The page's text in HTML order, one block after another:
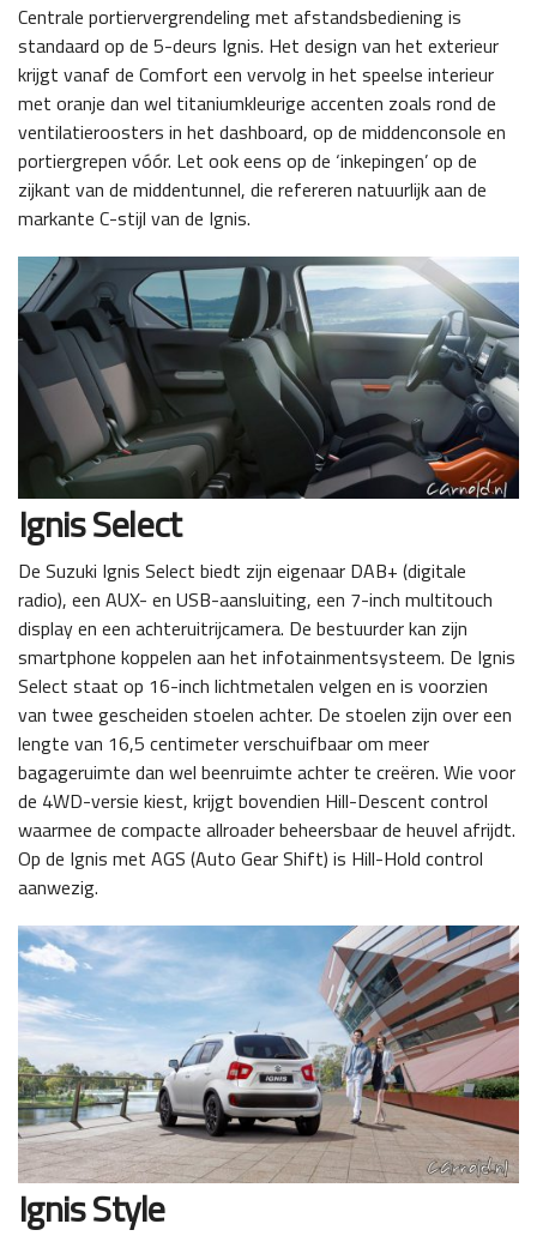
Centrale portiervergrendeling met afstandsbediening is
standaard op de 5-deurs Ignis. Het design van het exterieur
krijgt vanaf de Comfort een vervolg in het speelse interieur
met oranje dan wel titaniumkleurige accenten zoals rond de
ventilatieroosters in het dashboard, op de middenconsole en
portiergrepen vóór. Let ook eens op de ‘inkepingen’ op de
zijkant van de middentunnel, die refereren natuurlijk aan de
markante C-stijl van de Ignis.
Ignis Select
De Suzuki Ignis Select biedt zijn eigenaar DAB+ (digitale
radio), een AUX- en USB-aansluiting, een 7-inch multitouch
display en een achteruitrijcamera. De bestuurder kan zijn
smartphone koppelen aan het infotainmentsysteem. De Ignis
Select staat op 16-inch lichtmetalen velgen en is voorzien
van twee gescheiden stoelen achter. De stoelen zijn over een
lengte van 16,5 centimeter verschuifbaar om meer
bagageruimte dan wel beenruimte achter te creëren. Wie voor
de 4WD-versie kiest, krijgt bovendien Hill-Descent control
waarmee de compacte allroader beheersbaar de heuvel afrijdt.
Op de Ignis met AGS (Auto Gear Shift) is Hill-Hold control
aanwezig.
Ignis Style